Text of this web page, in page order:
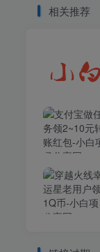
相关推荐